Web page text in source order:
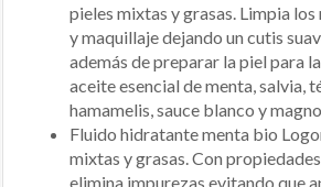
pieles mixtas y grasas. Limpia
y maquillaje dejando un cutis
además de preparar la piel para
aceite esencial de menta, salvia,
hamamelis, sauce blanco y
Fluido hidratante menta bio
mixtas y grasas. Con
elimina impurezas evitando que